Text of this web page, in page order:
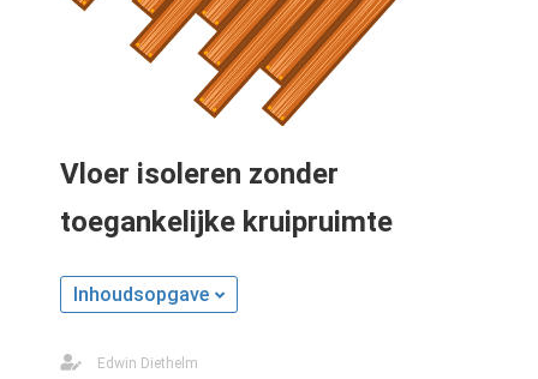
Vloer isoleren zonder
toegankelijke kruipruimte
Inhoudsopgave
Edwin Diethelm